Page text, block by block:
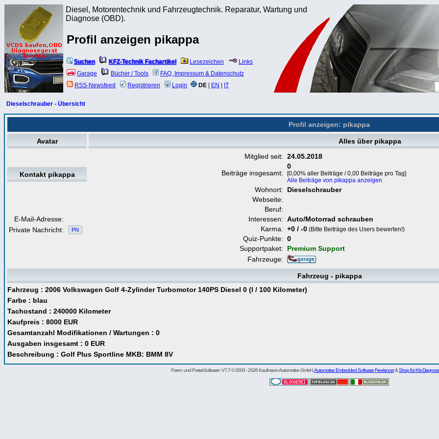
Diesel, Motorentechnik und Fahrzeugtechnik. Reparatur, Wartung und
Diagnose (OBD).
Profil anzeigen pikappa
Suchen KFZ-Technik Fachartikel Lesezeichen
Links
Garage
Bücher / Tools
FAQ, Impressum & Datenschutz
RSS-Newsfeed
Registrieren Login DE EN IT
Dieselschrauber - Übersicht
Profil anzeigen: pikappa
Avatar
Alles über pikappa
Mitglied seit: 24.05.2018
Beiträge insgesamt:
0
[0,00% aller Beiträge / 0,00 Beiträge pro Tag]
Alle Beiträge von pikappa anzeigen
Wohnort:
Dieselschrauber
Webseite:
Beruf:
Interessen: Auto/Motorrad schrauben
Karma: +0 / -0 (Bitte Beiträge des Users bewerten!)
Quiz-Punkte: 0
Supportpaket:
Premium Support
Fahrzeuge:
Kontakt pikappa
E-Mail-Adresse:
Private Nachricht:
PN
Fahrzeug - pikappa
Fahrzeug : 2006 Volkswagen Golf 4-Zylinder Turbomotor 140PS Diesel 0 (l / 100 Kilometer)
Farbe : blau
Tachostand : 240000 Kilometer
Kaufpreis : 8000 EUR
Gesamtanzahl Modifikationen / Wartungen : 0
Ausgaben insgesamt : 0 EUR
Beschreibung : Golf Plus Sportline MKB: BMM 8V
Foren- und Portal-Software: V7.7 © 2003 - 2026 Kaufmann Automotive GmbH,Automotive Embedded Software Freelancer&Shop für Kfz-